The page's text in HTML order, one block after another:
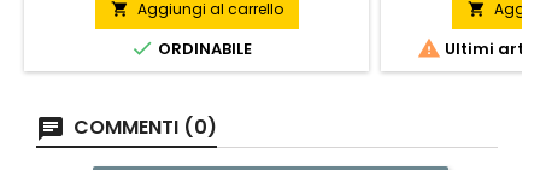
 Aggiungi al carrello
 ORDINABILE

 Ultimi
COMMENTI (0)